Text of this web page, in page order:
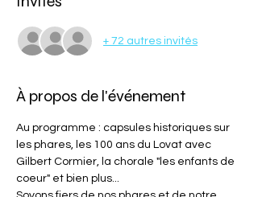
+ 72 autres invités
À propos de l'événement
Au programme : capsules historiques sur
les phares, les 100 ans du Lovat avec
Gilbert Cormier, la chorale "les enfants de
coeur" et bien plus...